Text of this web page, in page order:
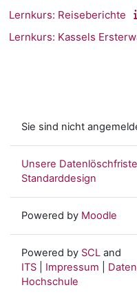
Lernkurs: Reiseberichte
Lernkurs: Kassels
Sie sind nicht
Unsere
Standarddesign
Powered by Moodle
Powered by SCL and
ITS
Impressum
Hochschule